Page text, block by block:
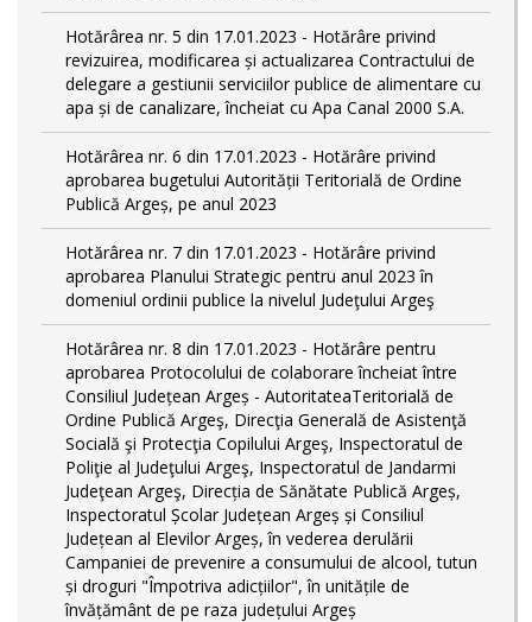
Hotărârea nr. 5 din 17.01.2023 - Hotărâre privind
revizuirea, modificarea și actualizarea Contractului de
delegare a gestiunii serviciilor publice de alimentare cu
apa și de canalizare, încheiat cu Apa Canal 2000 S.A.
Hotărârea nr. 6 din 17.01.2023 - Hotărâre privind
aprobarea bugetului Autorității Teritorială de Ordine
Publică Argeș, pe anul 2023
Hotărârea nr. 7 din 17.01.2023 - Hotărâre privind
aprobarea Planului Strategic pentru anul 2023 în
domeniul ordinii publice la nivelul Judeţului Argeş
Hotărârea nr. 8 din 17.01.2023 - Hotărâre pentru
aprobarea Protocolului de colaborare încheiat între
Consiliul Județean Argeș - AutoritateaTeritorială de
Ordine Publică Argeş, Direcţia Generală de Asistenţă
Socială şi Protecţia Copilului Argeş, Inspectoratul de
Poliţie al Judeţului Argeş, Inspectoratul de Jandarmi
Judeţean Argeş, Direcția de Sănătate Publică Argeș,
Inspectoratul Școlar Județean Argeș și Consiliul
Județean al Elevilor Argeș, în vederea derulării
Campaniei de prevenire a consumului de alcool, tutun
și droguri "Împotriva adicțiilor", în unitățile de
învățământ de pe raza județului Argeș